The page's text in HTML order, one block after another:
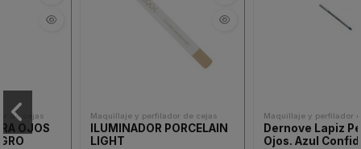
Maquillaje y perfilador de cejas
ILUMINADOR PORCELAIN
LIGHT
Maquillaje y perfilador de cejas
Dernove Lapiz Perfilador
Ojos. Azul Confidence